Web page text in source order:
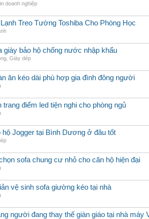
doanh nghiệp
Treo Tường Toshiba Cho Phòng Học
giày bảo hộ chống nước nhập khẩu
Giày dép
ăn kéo dài phù hợp gia đình đông người
trang điểm led tiện nghi cho phòng ngủ
hộ Jogger tại Bình Dương ở đâu tốt
sofa chung cư nhỏ cho căn hộ hiện đại
vệ sinh sofa giường kéo tại nhà
người đang thay thế giàn giáo tại nhà máy